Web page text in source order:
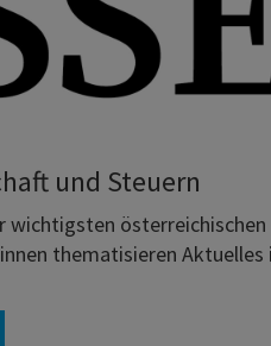
und Steuern
österreichischen
thematisieren